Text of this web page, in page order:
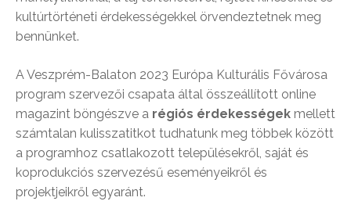
kultúrtörténeti érdekességekkel örvendeztetnek meg
bennünket.
A Veszprém-Balaton 2023 Európa Kulturális Fővárosa
program szervezői csapata által összeállított online
magazint böngészve a régiós érdekességek mellett
számtalan kulisszatitkot tudhatunk meg többek között
a programhoz csatlakozott településekről, saját és
koprodukciós szervezésű eseményeikről és
projektjeikről egyaránt.